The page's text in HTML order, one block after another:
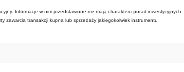
Informacje w nim przedstawione nie mają charakteru porad inwestycyjnych
zawarcia transakcji kupna lub sprzedaży jakiegokolwiek instrumentu